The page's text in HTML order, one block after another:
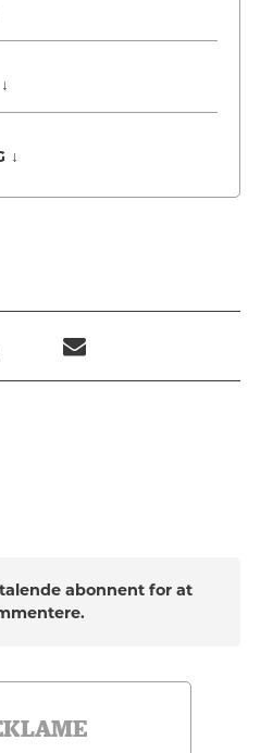
↓
↓
abonnent for at